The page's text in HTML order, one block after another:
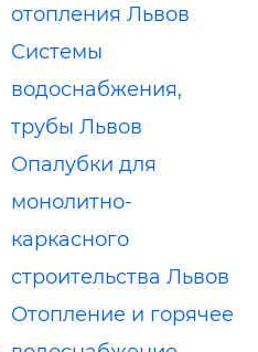
отопления Львов
Системы
водоснабжения,
трубы Львов
Опалубки для
монолитно-
каркасного
строительства Львов
Отопление и горячее